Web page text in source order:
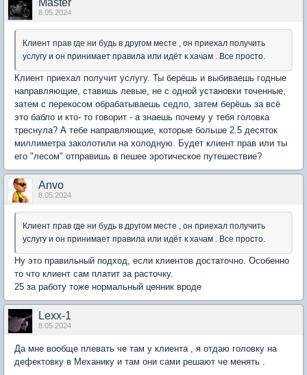
Мaster
8.05.2024
Клиент прав где ни будь в другом месте , он приехал получить
услугу и он принимает правила или идёт к хачам . Все просто.
Клиент приехал получит услугу. Ты берёшь и выбиваешь годные
направляющие, ставишь левые, не с одной установки точенные,
затем с перекосом обрабатываешь седло, затем берёшь за всё
это бабло и кто- то говорит - а знаешь почему у тебя головка
треснула? А тебе направляющие, которые больше 2.5 десяток
миллиметра заколотили на холодную. Будет клиент прав или ты
его "лесом" отправишь в пешее эротическое путешествие?
Anvo
8.05.2024
Клиент прав где ни будь в другом месте , он приехал получить
услугу и он принимает правила или идёт к хачам . Все просто.
Ну это правильный подход, если клиентов достаточно. Особенно
то что клиент сам платит за расточку.
25 за работу тоже нормальный ценник вроде
Lexx-1
8.05.2024
Да мне вообще плевать че там у клиента , я отдаю головку на
дефектовку в Механику и там они сами решают че менять .